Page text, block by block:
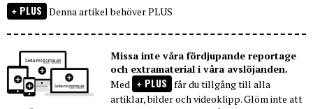
PLUS Denna artikel behöver PLUS
Missa inte våra fördjupande reportage
och extramaterial i våra avslöjanden.
Med
PLUS får du tillgång till alla
artiklar, bilder och videoklipp. Glöm inte att